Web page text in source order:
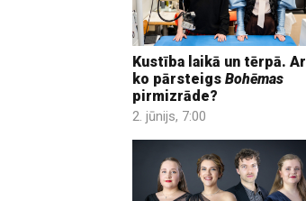
Kustība laikā un tērpā. Ar
ko pārsteigs Bohēmas
pirmizrāde?
2. jūnijs, 7:00